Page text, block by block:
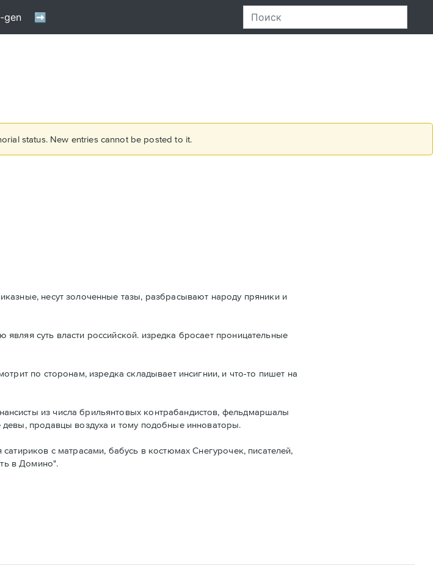
status. New entries cannot be posted to it.
несут золоченные тазы, разбрасывают народу пряники и
суть власти российской. изредка бросает проницательные
по сторонам, изредка складывает инсигнии, и что-то пишет на
из числа брильянтовых контрабандистов, фельдмаршалы
продавцы воздуха и тому подобные инноваторы.
с матрасами, бабусь в костюмах Снегурочек, писателей,
в Домино".